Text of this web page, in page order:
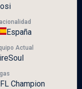
España
Actual
Champion